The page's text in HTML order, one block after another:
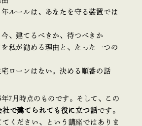
ルールは、あなたを守る装置では
、建てるべきか、待つべきか
を私が勧める理由と、たった一つの
宅ローンはない。決める順番の話
7月時点のものです。そして、この
社で建てられても役に立つ話です。
てください、という講座ではありま